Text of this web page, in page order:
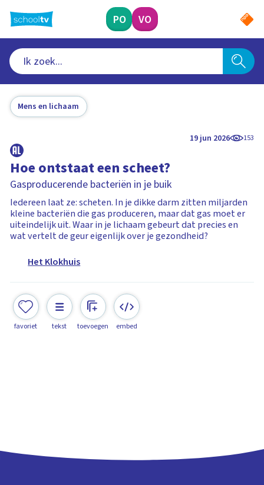
naar
hoofdinhoud
PO VO
Mens en lichaam
19 jun 2026 153
Hoe ontstaat een scheet?
Gasproducerende bacteriën in je buik
Iedereen laat ze: scheten. In je dikke darm zitten miljarden
kleine bacteriën die gas produceren, maar dat gas moet er
uiteindelijk uit. Waar in je lichaam gebeurt dat precies en
wat vertelt de geur eigenlijk over je gezondheid?
Het Klokhuis
favoriet tekst toevoegen embed